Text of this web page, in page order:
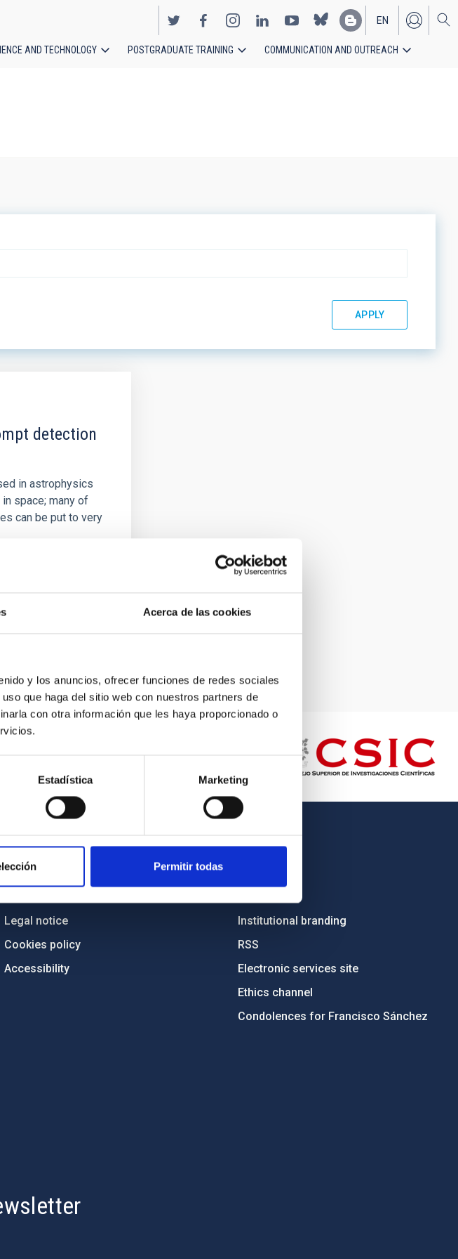
Acerca de las cookies
y los anuncios, ofrecer funciones de redes sociales
que haga del sitio web con nuestros partners de
con otra información que les haya proporcionado o
Estadística Marketing
Permitir todas
EN
ES
AND TECHNOLOGY POSTGRADUATE TRAINING COMMUNICATION AND OUTREACH
detection
in astrophysics
space; many of
can be put to very
Sitemap
Legal notice
Cookies policy
Accessibility
Institutional branding
RSS
Electronic services site
Ethics channel
Condolences for Francisco Sánchez